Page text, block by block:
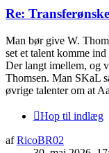
Re:
Man bør give W.
set et talent komme
Der langt imellem, og
Thomsen. Man SKaL
øvrige talenter om at
Hop til indlæg
afRicoBR02